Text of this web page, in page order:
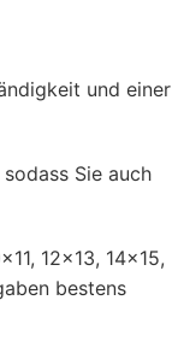
und einer
Sie auch
12x13, 14x15,
bestens